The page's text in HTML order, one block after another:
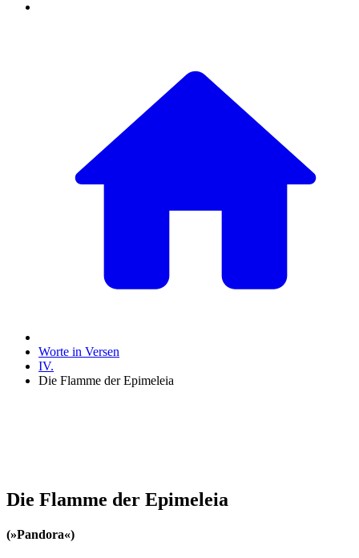
Worte in Versen
IV.
Die Flamme der Epimeleia
Die Flamme der Epimeleia
(»Pandora«)